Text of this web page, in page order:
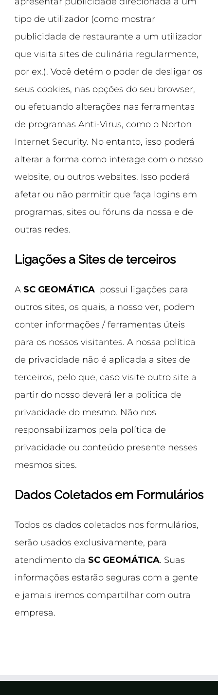
tipo de utilizador (como mostrar
publicidade de restaurante a um utilizador
que visita sites de culinária regularmente,
por ex.). Você detém o poder de desligar os
seus cookies, nas opções do seu browser,
ou efetuando alterações nas ferramentas
de programas Anti-Virus, como o Norton
Internet Security. No entanto, isso poderá
alterar a forma como interage com o nosso
website, ou outros websites. Isso poderá
afetar ou não permitir que faça logins em
programas, sites ou fóruns da nossa e de
outras redes.
Ligações a Sites de terceiros
A SC GEOMÁTICA possui ligações para
outros sites, os quais, a nosso ver, podem
conter informações / ferramentas úteis
para os nossos visitantes. A nossa política
de privacidade não é aplicada a sites de
terceiros, pelo que, caso visite outro site a
partir do nosso deverá ler a politica de
privacidade do mesmo. Não nos
responsabilizamos pela política de
privacidade ou conteúdo presente nesses
mesmos sites.
Dados Coletados em Formulários
Todos os dados coletados nos formulários,
serão usados exclusivamente, para
atendimento da SC GEOMÁTICA. Suas
informações estarão seguras com a gente
e jamais iremos compartilhar com outra
empresa.